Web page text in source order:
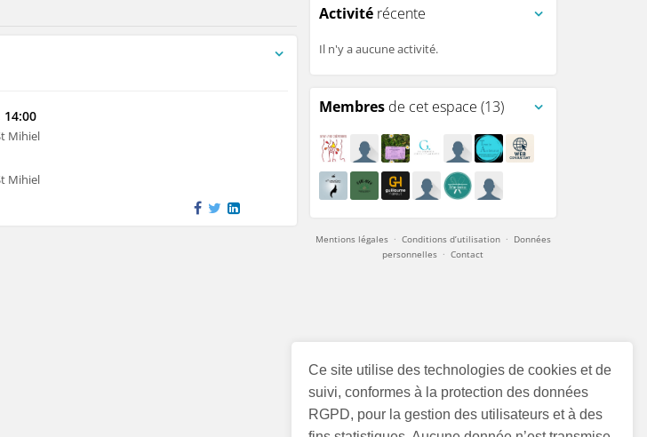
Ce site utilise des technologies de cookies et de
suivi, conformes à la protection des données
RGPD, pour la gestion des utilisateurs et à des
à jour: 25 févr. 2024 - 10:06
14:00
Mihiel
Mihiel
Activitérécente
Il n'y a aucune activité.
Membresde cet espace (13)
Mentions légales· Conditions d’utilisation· Données
personnelles ·Contact